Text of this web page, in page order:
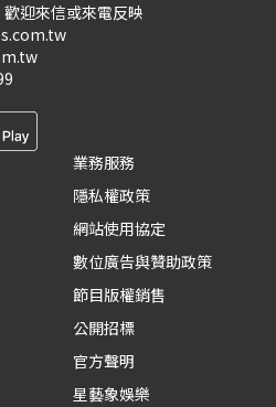
迎來信或來電反映
業務服務
隱私權政策
網站使用協定
數位廣告與贊助政策
節目版權銷售
公開招標
官方聲明
星藝象娛樂